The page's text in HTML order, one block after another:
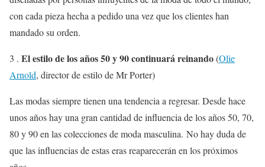
con cada pieza hecha a pedido una vez que los clientes han
mandado su orden.
3 . El estilo de los años 50 y 90 continuará reinando(Olie
Arnold, director de estilo de Mr Porter)
Las modas siempre tienen una tendencia a regresar. Desde hace
unos años hay una gran cantidad de influencia de los años 50, 70,
80 y 90 en las colecciones de moda masculina. No hay duda de
que las influencias de estas eras reaparecerán en los próximos